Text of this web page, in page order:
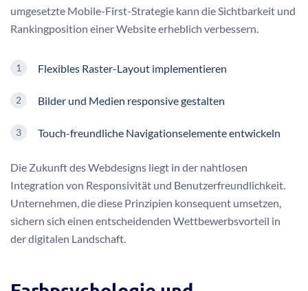
umgesetzte Mobile-First-Strategie kann die Sichtbarkeit und
Rankingposition einer Website erheblich verbessern.
Flexibles Raster-Layout implementieren
Bilder und Medien responsive gestalten
Touch-freundliche Navigationselemente entwickeln
Die Zukunft des Webdesigns liegt in der nahtlosen
Integration von Responsivität und Benutzerfreundlichkeit.
Unternehmen, die diese Prinzipien konsequent umsetzen,
sichern sich einen entscheidenden Wettbewerbsvorteil in
der digitalen Landschaft.